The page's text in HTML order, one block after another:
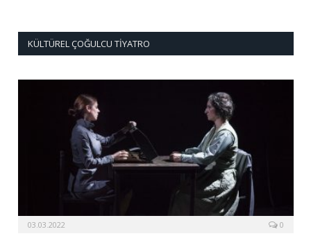
KÜLTÜREL ÇOĞULCU TIYATRO
03.03.2022 0